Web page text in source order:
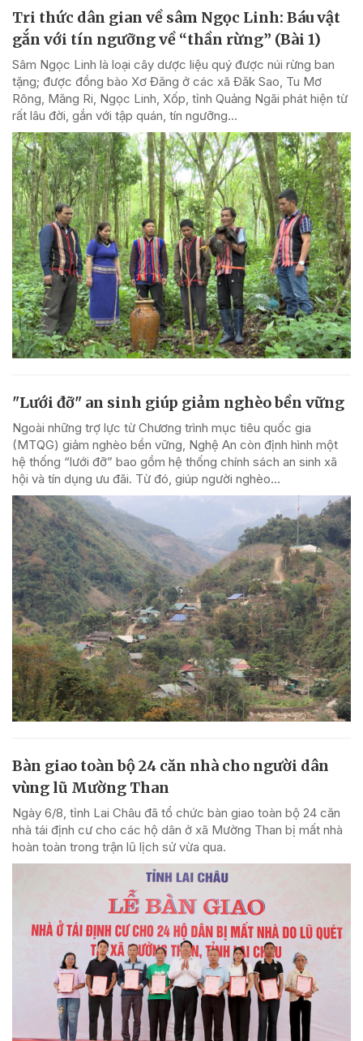
Tri thức dân gian về sâm Ngọc Linh: Báu vật
gắn với tín ngưỡng về “thần rừng” (Bài 1)
Sâm Ngọc Linh là loại cây dược liệu quý được núi rừng ban
tặng; được đồng bào Xơ Đăng ở các xã Đăk Sao, Tu Mơ
Rông, Măng Ri, Ngọc Linh, Xốp, tỉnh Quảng Ngãi phát hiện từ
rất lâu đời, gắn với tập quán, tín ngưỡng...
"Lưới đỡ" an sinh giúp giảm nghèo bền vững
Ngoài những trợ lực từ Chương trình mục tiêu quốc gia
(MTQG) giảm nghèo bền vững, Nghệ An còn định hình một
hệ thống “lưới đỡ” bao gồm hệ thống chính sách an sinh xã
hội và tín dụng ưu đãi. Từ đó, giúp người nghèo...
Bàn giao toàn bộ 24 căn nhà cho người dân
vùng lũ Mường Than
Ngày 6/8, tỉnh Lai Châu đã tổ chức bàn giao toàn bộ 24 căn
nhà tái định cư cho các hộ dân ở xã Mường Than bị mất nhà
hoàn toàn trong trận lũ lịch sử vừa qua.